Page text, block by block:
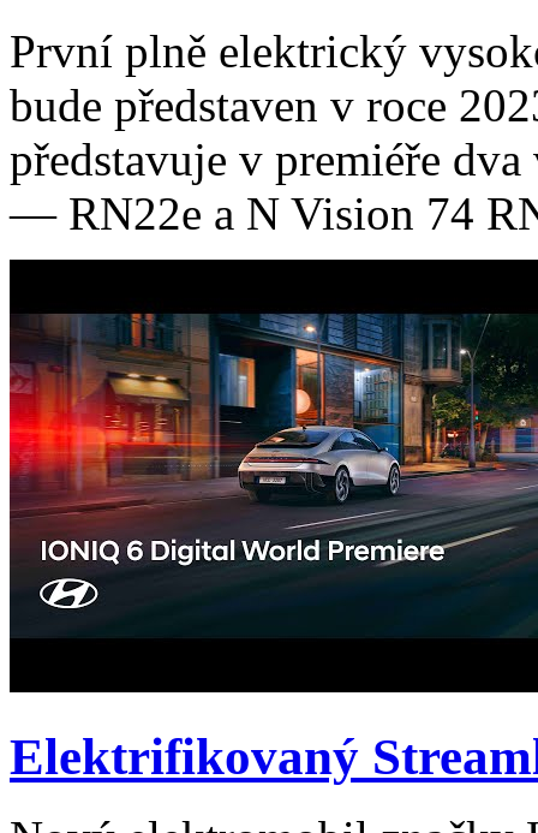
První plně elektrický
bude představen v roce
představuje v premiéře
— RN22e a N Vision 74
Elektrifikovaný